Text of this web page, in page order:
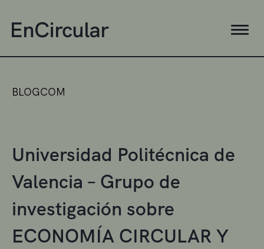
BLOGCOM
Universidad Politécnica de
Valencia – Grupo de
investigación sobre
ECONOMÍA CIRCULAR Y